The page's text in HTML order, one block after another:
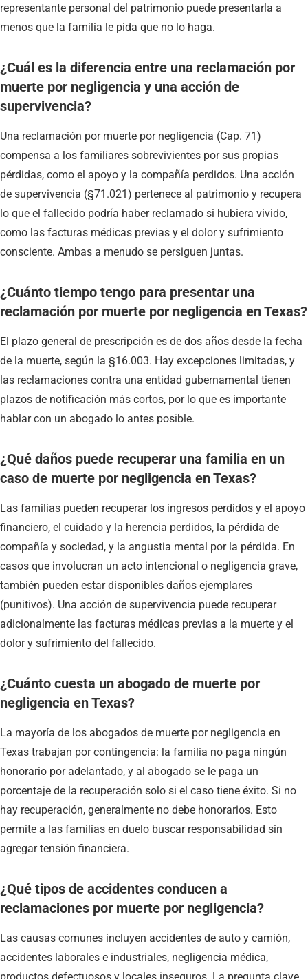
representante personal del patrimonio puede presentarla a
menos que la familia le pida que no lo haga.
¿Cuál es la diferencia entre una reclamación por
muerte por negligencia y una acción de
supervivencia?
Una reclamación por muerte por negligencia (Cap. 71)
compensa a los familiares sobrevivientes por sus propias
pérdidas, como el apoyo y la compañía perdidos. Una acción
de supervivencia (§71.021) pertenece al patrimonio y recupera
lo que el fallecido podría haber reclamado si hubiera vivido,
como las facturas médicas previas y el dolor y sufrimiento
consciente. Ambas a menudo se persiguen juntas.
¿Cuánto tiempo tengo para presentar una
reclamación por muerte por negligencia en Texas?
El plazo general de prescripción es de dos años desde la fecha
de la muerte, según la §16.003. Hay excepciones limitadas, y
las reclamaciones contra una entidad gubernamental tienen
plazos de notificación más cortos, por lo que es importante
hablar con un abogado lo antes posible.
¿Qué daños puede recuperar una familia en un
caso de muerte por negligencia en Texas?
Las familias pueden recuperar los ingresos perdidos y el apoyo
financiero, el cuidado y la herencia perdidos, la pérdida de
compañía y sociedad, y la angustia mental por la pérdida. En
casos que involucran un acto intencional o negligencia grave,
también pueden estar disponibles daños ejemplares
(punitivos). Una acción de supervivencia puede recuperar
adicionalmente las facturas médicas previas a la muerte y el
dolor y sufrimiento del fallecido.
¿Cuánto cuesta un abogado de muerte por
negligencia en Texas?
La mayoría de los abogados de muerte por negligencia en
Texas trabajan por contingencia: la familia no paga ningún
honorario por adelantado, y al abogado se le paga un
porcentaje de la recuperación solo si el caso tiene éxito. Si no
hay recuperación, generalmente no debe honorarios. Esto
permite a las familias en duelo buscar responsabilidad sin
agregar tensión financiera.
¿Qué tipos de accidentes conducen a
reclamaciones por muerte por negligencia?
Las causas comunes incluyen accidentes de auto y camión,
accidentes laborales e industriales, negligencia médica,
productos defectuosos y locales inseguros. La pregunta clave